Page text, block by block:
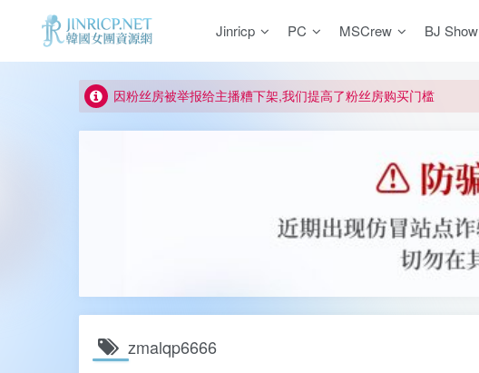
Jinricp PC MSCrew BJ Show
如何获得 Jinricp.net 网站邀请码
正版声明: 警惕盗版网站冒充 Jinricp.net [20260605更新]
因粉丝房被举报给主播糟下架,我们提高了粉丝房购买门槛
所有ED2K链接仅支持115网盘/PikPak网盘，其它网盘均不支持
正版声明: 警惕盗版网站冒充 Jinricp.net [20260605更新]
zmalqp6666